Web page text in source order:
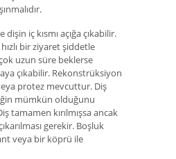
dişin iç kısmı açığa çıkabilir.
bir ziyaret şiddetle
uzun süre beklerse
çıkabilir. Rekonstrüksiyon
protez mevcuttur. Diş
mümkün olduğunu
tamamen kırılmışsa ancak
gerekir. Boşluk
veya bir köprü ile